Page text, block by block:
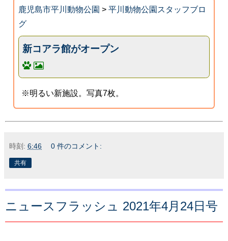
鹿児島市平川動物公園 > 平川動物公園スタッフブロ
グ
新コアラ館がオープン
※明るい新施設。写真7枚。
時刻: 6:46 0 件のコメント:
共有
ニュースフラッシュ 2021年4月24日号